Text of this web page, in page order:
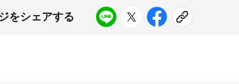
をシェアする